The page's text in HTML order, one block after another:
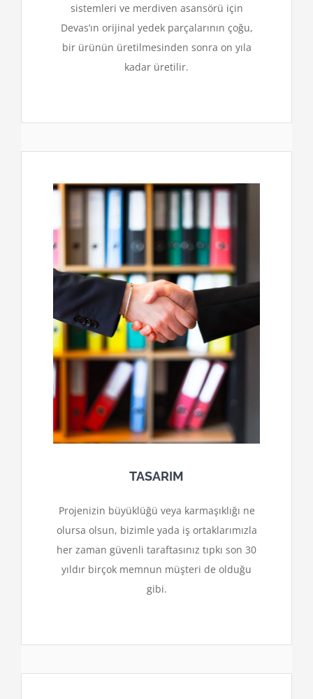
sistemleri ve merdiven asansörü için
Devas’ın orijinal yedek parçalarının çoğu,
bir ürünün üretilmesinden sonra on yıla
kadar üretilir.
TASARIM
Projenizin büyüklüğü veya karmaşıklığı ne
olursa olsun, bizimle yada iş ortaklarımızla
her zaman güvenli taraftasınız tıpkı son 30
yıldır birçok memnun müşteri de olduğu
gibi.